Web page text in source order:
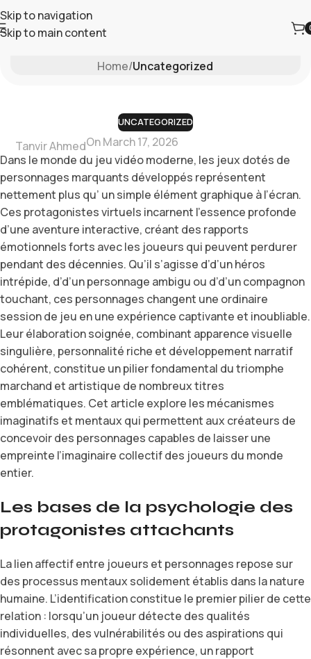
Skip to navigation
Skip to main content
Home/Uncategorized
UNCATEGORIZED
Tanvir AhmedOn March 17, 2026
Dans le monde du jeu vidéo moderne, les jeux dotés de
personnages marquants développés représentent
nettement plus qu’ un simple élément graphique à l’écran.
Ces protagonistes virtuels incarnent l’essence profonde
d’une aventure interactive, créant des rapports
émotionnels forts avec les joueurs qui peuvent perdurer
pendant des décennies. Qu’il s’agisse d’d’un héros
intrépide, d’d’un personnage ambigu ou d’d’un compagnon
touchant, ces personnages changent une ordinaire
session de jeu en une expérience captivante et inoubliable.
Leur élaboration soignée, combinant apparence visuelle
singulière, personnalité riche et développement narratif
cohérent, constitue un pilier fondamental du triomphe
marchand et artistique de nombreux titres
emblématiques. Cet article explore les mécanismes
imaginatifs et mentaux qui permettent aux créateurs de
concevoir des personnages capables de laisser une
empreinte l’imaginaire collectif des joueurs du monde
entier.
Les bases de la psychologie des
protagonistes attachants
La lien affectif entre joueurs et personnages repose sur
des processus mentaux solidement établis dans la nature
humaine. L’identification constitue le premier pilier de cette
relation : lorsqu’un joueur détecte des qualités
individuelles, des vulnérabilités ou des aspirations qui
résonnent avec sa propre expérience, un rapport